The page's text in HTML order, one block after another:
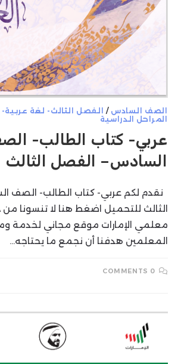
الصف السادس / الفصل الثالث- لغة
المراحل الدراسية
عربي- كتاب الطالب-
السادس– الفصل الثالث
نقدم لكم عربي- كتاب الطالب- الصف
الثالث للتحميل اضغط هنا لا تنسونا من
معلمي الإمارات موقع مجاني لخدمة
المعلمين هدفنا أن نجمع ما يحتاجه…
0 COMMENTS